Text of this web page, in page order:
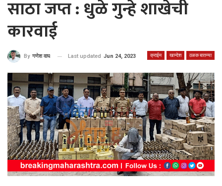
साठा जप्त : धुळे गुन्हे शाखेची
कारवाई
क्राईम खान्देश ठळक बातम्या
By गणेश वाघ Last updated Jun 24, 2023